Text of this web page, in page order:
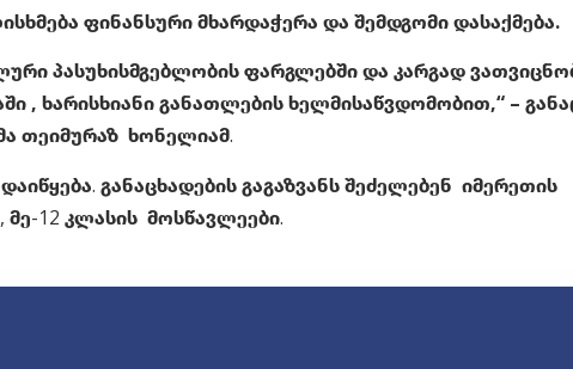
ფინანსური მხარდაჭერა და შემდგომი დასაქმება.
პასუხისმგებლობის ფარგლებში და კარგად
, ხარისხიანი განათლების ხელმისაწვდომობით,“ –
თეიმურაზ ხონელიამ.
განაცხადების გაგაზვანს შეძელებენ იმერეთის
12 კლასის მოსწავლეები.